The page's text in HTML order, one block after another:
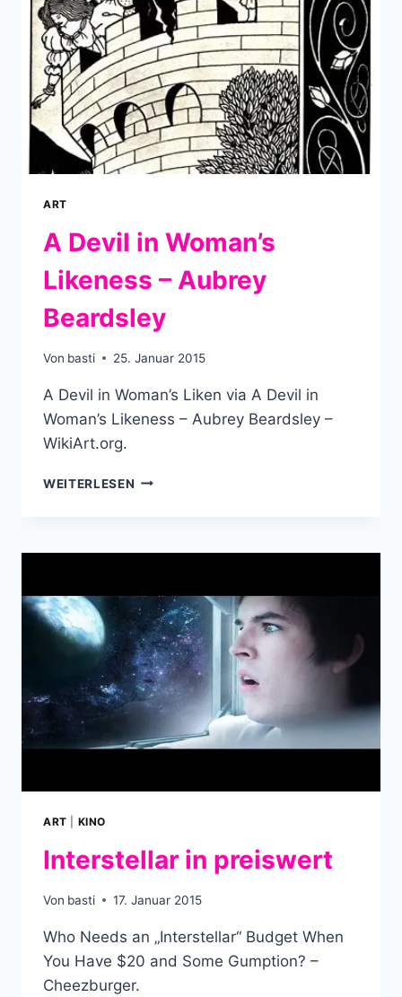
ART
A Devil in Woman’s
Likeness – Aubrey
Beardsley
Von basti 25. Januar 2015
A Devil in Woman’s Liken via A Devil in
Woman’s Likeness – Aubrey Beardsley –
WikiArt.org.
WEITERLESEN A
LIKENESS
BEARDSLEY
ART KINO
Interstellar in preiswert
Von basti 17. Januar 2015
Who Needs an „Interstellar“ Budget When
You Have $20 and Some Gumption? –
Cheezburger.